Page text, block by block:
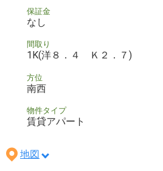
保証金
なし
間取り
1K(洋８．４ Ｋ２．７)
方位
南西
物件タイプ
賃貸アパート
地図